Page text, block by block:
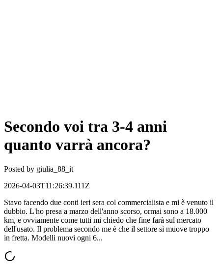
Secondo voi tra 3-4 anni
quanto varrà ancora?
Posted by giulia_88_it
2026-04-03T11:26:39.111Z
Stavo facendo due conti ieri sera col commercialista e mi è venuto il
dubbio. L'ho presa a marzo dell'anno scorso, ormai sono a 18.000
km, e ovviamente come tutti mi chiedo che fine farà sul mercato
dell'usato. Il problema secondo me è che il settore si muove troppo
in fretta. Modelli nuovi ogni 6...